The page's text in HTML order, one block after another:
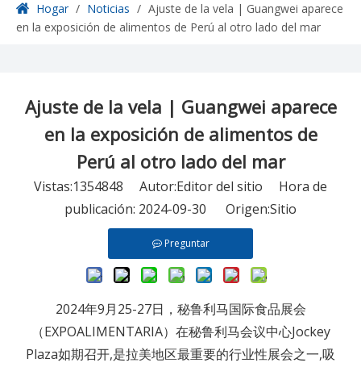
Hogar / Noticias / Ajuste de la vela | Guangwei aparece
en la exposición de alimentos de Perú al otro lado del mar
Ajuste de la vela | Guangwei aparece
en la exposición de alimentos de
Perú al otro lado del mar
Vistas:1354848 Autor:Editor del sitio Hora de
publicación: 2024-09-30 Origen:Sitio
Preguntar
2024年9月25-27日，秘鲁利马国际食品展会
（EXPOALIMENTARIA）在秘鲁利马会议中心Jockey
Plaza如期召开,是拉美地区最重要的行业性展会之一,吸